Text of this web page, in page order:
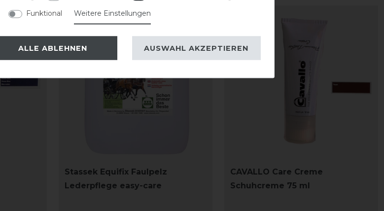
Stassek Equifix Faulpelz
Lederpflege easy-care
CAVALLO Care Creme
Schuhcreme 75 ml
Funktional Weitere Einstellungen
ALLE ABLEHNEN AUSWAHL AKZEPTIEREN